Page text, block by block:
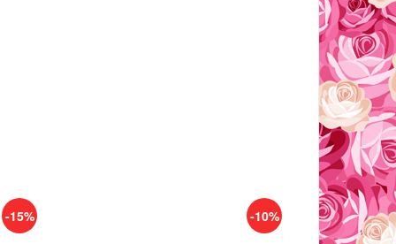
-15% -10%